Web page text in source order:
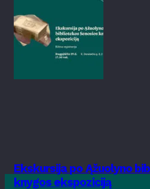
Ekskursija po Ąžuolyno
knygos ekspoziciją